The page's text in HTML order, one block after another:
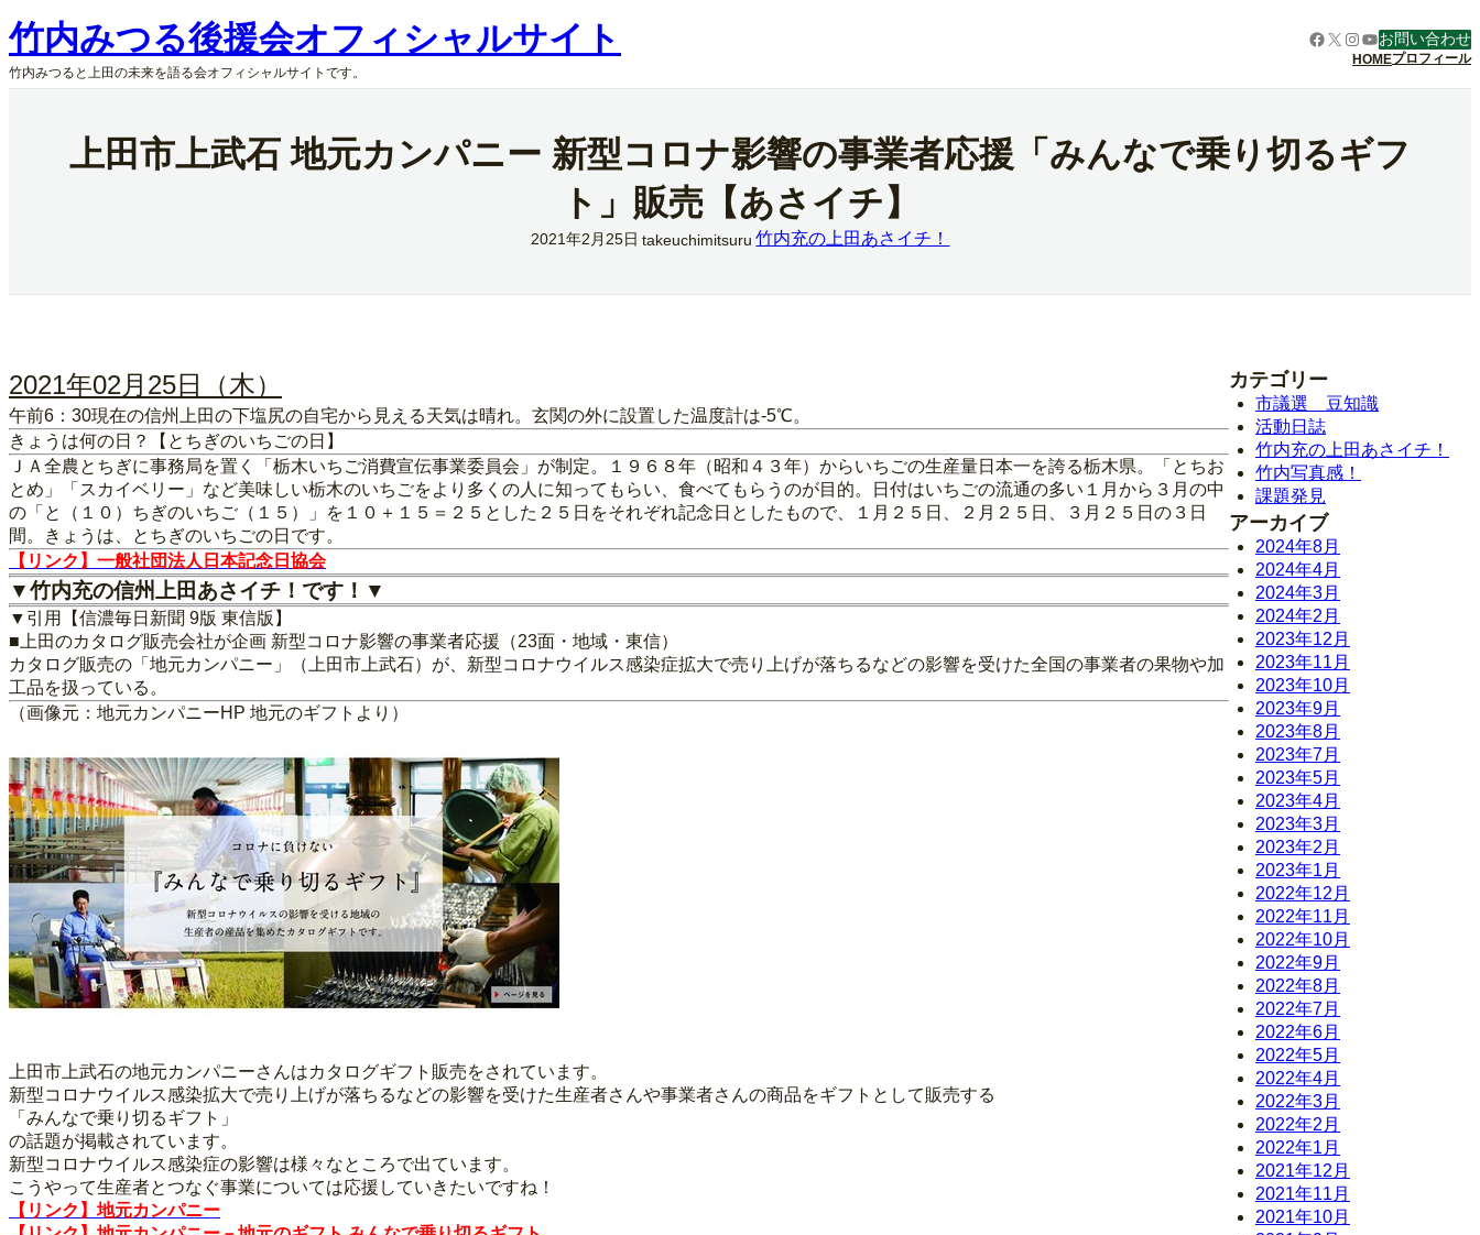
内
容
を
ス
竹内みつる後援会オフィシャルサイト
竹内みつると上田の未来を語る会オフィシャルサイトです。
Facebook
X Instagram
YouTube
お問い合わせ
HOMEプロフィール
上田市上武石 地元カンパニー 新型コロナ影響の事業者応援「みんなで乗り切るギフ
ト」販売【あさイチ】
2021年2月25日 takeuchimitsuru 竹内充の上田あさイチ！
2021年02月25日（木）
午前6：30現在の信州上田の下塩尻の自宅から見える天気は晴れ。玄関の外に設置した温度計は‐5℃。
きょうは何の日？【とちぎのいちごの日】
ＪＡ全農とちぎに事務局を置く「栃木いちご消費宣伝事業委員会」が制定。１９６８年（昭和４３年）からいちごの生産量日本一を誇る栃木県。「とちお
とめ」「スカイベリー」など美味しい栃木のいちごをより多くの人に知ってもらい、食べてもらうのが目的。日付はいちごの流通の多い１月から３月の中
の「と（１０）ちぎのいちご（１５）」を１０＋１５＝２５とした２５日をそれぞれ記念日としたもので、１月２５日、２月２５日、３月２５日の３日
間。きょうは、とちぎのいちごの日です。
【リンク】一般社団法人日本記念日協会
▼竹内充の信州上田あさイチ！です！▼
▼引用【信濃毎日新聞 9版 東信版】
■上田のカタログ販売会社が企画 新型コロナ影響の事業者応援（23面・地域・東信）
カタログ販売の「地元カンパニー」（上田市上武石）が、新型コロナウイルス感染症拡大で売り上げが落ちるなどの影響を受けた全国の事業者の果物や加
工品を扱っている。
（画像元：地元カンパニーHP 地元のギフトより）
上田市上武石の地元カンパニーさんはカタログギフト販売をされています。
新型コロナウイルス感染拡大で売り上げが落ちるなどの影響を受けた生産者さんや事業者さんの商品をギフトとして販売する
「みんなで乗り切るギフト」
の話題が掲載されています。
新型コロナウイルス感染症の影響は様々なところで出ています。
こうやって生産者とつなぐ事業については応援していきたいですね！
【リンク】地元カンパニー
カテゴリー
市議選 豆知識
活動日誌
竹内充の上田あさイチ！
竹内写真感！
課題発見
アーカイブ
2024年8月
2024年4月
2024年3月
2024年2月
2023年12月
2023年11月
2023年10月
2023年9月
2023年8月
2023年7月
2023年5月
2023年4月
2023年3月
2023年2月
2023年1月
2022年12月
2022年11月
2022年10月
2022年9月
2022年8月
2022年7月
2022年6月
2022年5月
2022年4月
2022年3月
2022年2月
2022年1月
2021年12月
2021年11月
2021年10月